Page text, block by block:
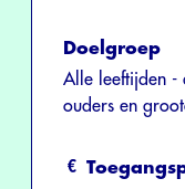
Doelgroep
Alle leeftijden -
ouders en